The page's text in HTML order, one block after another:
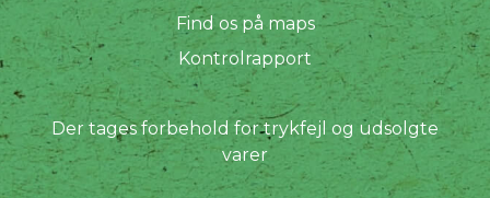
Find os på maps
Kontrolrapport
Der tages forbehold for trykfejl og udsolgte
varer